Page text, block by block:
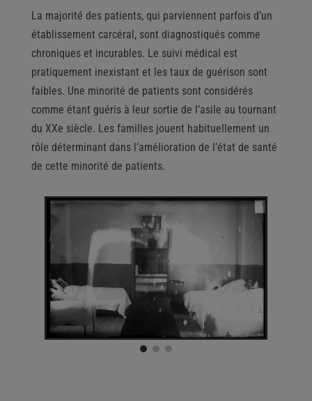
La majorité des patients, qui parviennent parfois d’un
établissement carcéral, sont diagnostiqués comme
chroniques et incurables. Le suivi médical est
pratiquement inexistant et les taux de guérison sont
faibles. Une minorité de patients sont considérés
comme étant guéris à leur sortie de l’asile au tournant
du XXe siècle. Les familles jouent habituellement un
rôle déterminant dans l’amélioration de l’état de santé
de cette minorité de patients.